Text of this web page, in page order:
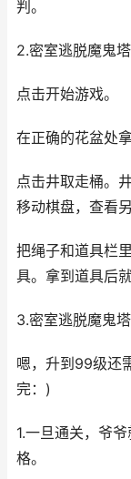
判。
2.密室逃脱魔鬼
点击开始游戏。
在正确的花盆处
点击井取走桶。
移动棋盘，查看
把绳子和道具栏
具。拿到道具后就
3.密室逃脱魔鬼
嗯，升到99级还
完：)
1.一旦通关，爷
格。